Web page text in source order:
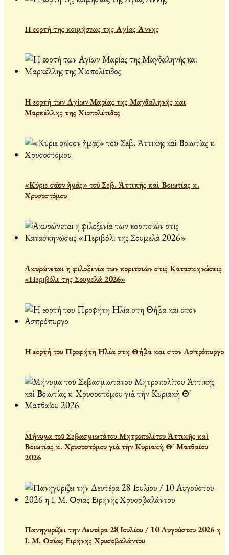
Η εορτή της κοιμήσεως της Αγίας Άννης
Η εορτή των Αγίων Μαρίας της Μαγδαληνής και
Μαρκέλλης της Χιοπολίτιδος
«Κύριε σῶσον ἡμᾶς» τοῦ Σεβ. Ἀττικῆς καὶ Βοιωτίας κ.
Χρυσοστόμου
Ακυρώνεται η φιλοξενία των κοριτσιών στις Κατασκηνώσεις
«Περιβόλι της Σουμελά 2026»
Η εορτή του Προφήτη Ηλία στη Θήβα και στον Ασπρόπυργο
Μήνυμα τοῦ Σεβασμιωτάτου Μητροπολίτου Ἀττικῆς καὶ
Βοιωτίας κ. Χρυσοστόμου γιὰ τὴν Κυριακὴ Θ´ Ματθαίου
2026
Πανηγυρίζει την Δευτέρα 28 Ιουλίου / 10 Αυγούστου 2026 η
Ι. Μ. Οσίας Ειρήνης Χρυσοβαλάντου